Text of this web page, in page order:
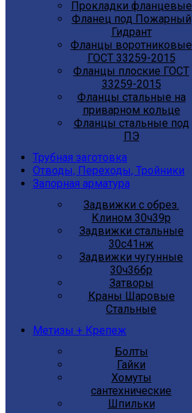
Прокладки фланцевые
Фланец под Пожарный
Гидрант
Фланцы воротниковые
ГОСТ 33259-2015
Фланцы плоские ГОСТ
33259-2015
Фланцы стальные на
приварном кольце
Фланцы стальные под
ПЭ
Трубная заготовка
Отводы, Переходы, Тройники
Запорная арматура
Задвижки с обрез.
Клином 30ч39р
Задвижки стальные
30с41нж
Задвижки чугунные
30ч36бр
Затворы
Краны Шаровые
Стальные
Метизы + Крепеж
Болты
Гайки
Хомуты
сантехнические
Шпильки